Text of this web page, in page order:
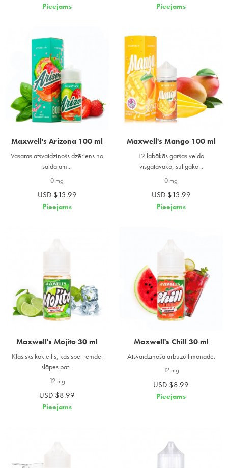
Pieejams Pieejams
Maxwell's Arizona 100 ml
Vasaras atsvaidzinošs dzēriens no
saldajām...
0 mg
USD $13.99
Pieejams
Maxwell's Mango 100 ml
12 labākās garšas veido
visgatavāko, sulīgāko...
0 mg
USD $13.99
Pieejams
Maxwell's Mojito 30 ml
Klasisks kokteilis, kas spēj remdēt
slāpes pat...
12 mg
USD $8.99
Pieejams
Maxwell's Chill 30 ml
Atsvaidzinoša arbūzu limonāde.
12 mg
USD $8.99
Pieejams